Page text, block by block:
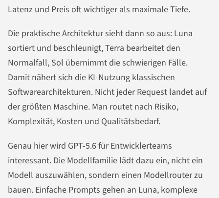
Latenz und Preis oft wichtiger als maximale Tiefe.
Die praktische Architektur sieht dann so aus: Luna
sortiert und beschleunigt, Terra bearbeitet den
Normalfall, Sol übernimmt die schwierigen Fälle.
Damit nähert sich die KI-Nutzung klassischen
Softwarearchitekturen. Nicht jeder Request landet auf
der größten Maschine. Man routet nach Risiko,
Komplexität, Kosten und Qualitätsbedarf.
Genau hier wird GPT-5.6 für Entwicklerteams
interessant. Die Modellfamilie lädt dazu ein, nicht ein
Modell auszuwählen, sondern einen Modellrouter zu
bauen. Einfache Prompts gehen an Luna, komplexe